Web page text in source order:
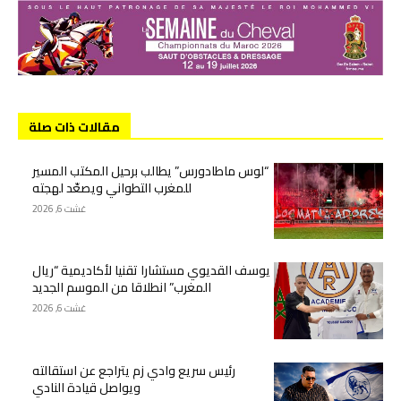
مقالات ذات صلة
“لوس ماطادورس” يطالب برحيل المكتب المسير
للمغرب التطواني ويصعّد لهجته
غشت 6, 2026
يوسف القديوي مستشارا تقنيا لأكاديمية “ريال
المغرب” انطلاقا من الموسم الجديد
غشت 6, 2026
رئيس سريع وادي زم يتراجع عن استقالته
ويواصل قيادة النادي